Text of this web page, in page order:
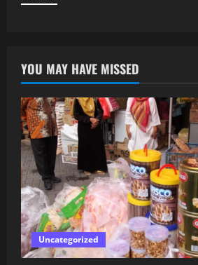
YOU MAY HAVE MISSED
Uncategorized